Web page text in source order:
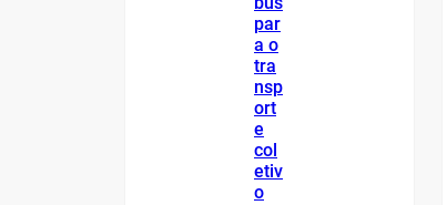
par
a o
tra
nsp
ort
e
col
etiv
o